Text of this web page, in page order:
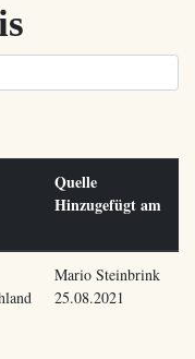
Quelle
Hinzugefügt am
Mario Steinbrink
25.08.2021